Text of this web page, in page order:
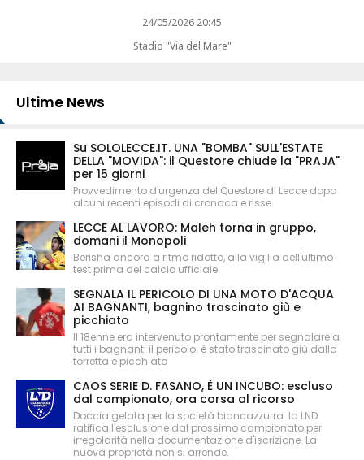
24/05/2026 20:45
Stadio "Via del Mare"
Ultime News
Su SOLOLECCE.IT. UNA "BOMBA" SULL'ESTATE
DELLA "MOVIDA": il Questore chiude la "PRAJA"
per 15 giorni
Provvedimento d'urgenza del Questore di Lecce dopo
alcuni recenti episodi di cronaca e risse
LECCE AL LAVORO: Maleh torna in gruppo,
domani il Monopoli
Berisha ancora a ritmo ridotto, alla vigilia dell'ultimo
test prima del calcio ufficiale
SEGNALA IL PERICOLO DI UNA MOTO D'ACQUA
AI BAGNANTI, bagnino trascinato giù e
picchiato
Il 18enne era intervenuto prontamente per segnalare a
tutti i bagnanti il pericolo: è stato trascinato giù dalla
torretta e picchiato
CAOS SERIE D. FASANO, È UN INCUBO: escluso
dal campionato, ora corsa al ricorso
Doccia gelata per la società biancazzurra: la LND
ratifica l'esclusione dal prossimo campionato per
irregolarità nella documentazione d'iscrizione. La
nuova proprietà non si arrende.